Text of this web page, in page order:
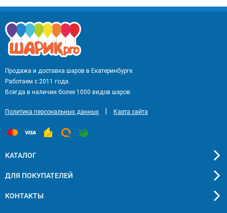
Продажа и доставка шаров в Екатеринбурге.
Работаем с 2011 года.
Всегда в наличии более 1000 видов шаров.
Политика персональных данных Карта сайта
КАТАЛОГ
ДЛЯ ПОКУПАТЕЛЕЙ
КОНТАКТЫ